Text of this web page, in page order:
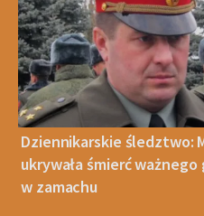
Dziennikarskie śledztwo:
ukrywała śmierć ważnego
w zamachu